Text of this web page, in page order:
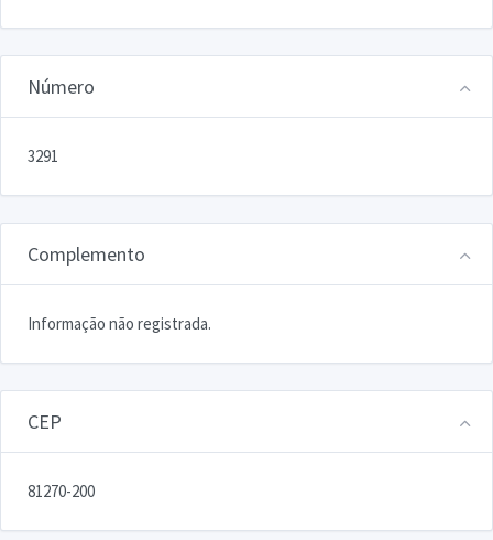
Número
3291
Complemento
Informação não registrada.
CEP
81270-200